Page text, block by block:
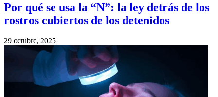
Por qué se usa la “N”: la ley detrás de los
rostros cubiertos de los detenidos
29 octubre, 2025